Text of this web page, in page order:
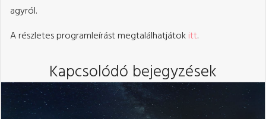
agyról.
A részletes programleírást megtalálhatjátokitt.
Kapcsolódó bejegyzések